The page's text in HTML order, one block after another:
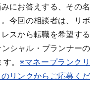
にお答えする、その名
今回の相談者は、リボ
スから転職を希望する
シャル・プランナーの
。 ※マネープランクリ
リンクからご応募くだ